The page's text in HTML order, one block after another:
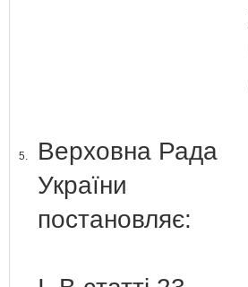
5.
Верховна Рада
України
постановляє: